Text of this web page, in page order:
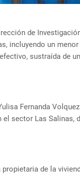
de
incluyendo un
sustraída de
Fernanda
el sector Las
de la